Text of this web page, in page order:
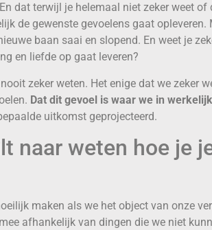
dat terwijl je helemaal niet zeker weet of
de gewenste gevoelens gaat opleveren.
baan saai en slopend. En weet je
en liefde op gaat leveren?
zeker weten. Het enige dat we zeker
Dat dit gevoel is waar we in
uitkomst geprojecteerd.
naar weten hoe je
maken als we het object van onze
afhankelijk van dingen die we niet